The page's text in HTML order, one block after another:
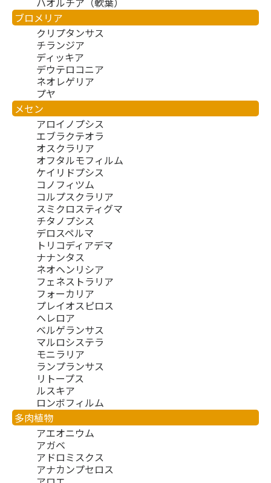
ブロメリア
クリプタンサス
チランジア
ディッキア
デウテロコニア
ネオレゲリア
プヤ
メセン
アロイノプシス
エブラクテオラ
オスクラリア
オフタルモフィルム
ケイリドプシス
コノフィツム
コルプスクラリア
スミクロスティグマ
チタノプシス
デロスペルマ
トリコディアデマ
ナナンタス
ネオヘンリシア
フェネストラリア
フォーカリア
プレイオスピロス
ヘレロア
ベルゲランサス
マルロシステラ
モニラリア
ランプランサス
リトープス
ルスキア
ロンボフィルム
多肉植物
アエオニウム
アガベ
アドロミスクス
アナカンプセロス